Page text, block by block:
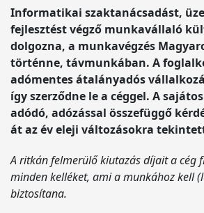
Informatikai szaktanácsadást,
fejlesztést végző munkavállaló
dolgozna, a munkavégzés
történne, távmunkában. A
adómentes átalányadós
így szerződne le a céggel. A
adódó, adózással összefüggő
át az év eleji változásokra
A ritkán felmerülő kiutazás díjait a cég
minden kelléket, ami a munkához kell
biztosítana.